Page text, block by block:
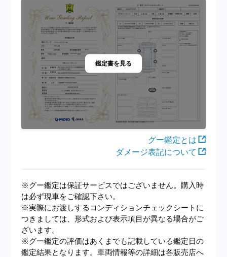
鑑定書を見る
グー鑑定とは
ダメージ表記について
※グー鑑定は保証サービスではございません。購入時
は必ず現車をご確認下さい。
※実際にお渡しするコンディションチェックシートに
つきましては、形式および表示項目が異なる場合がご
ざいます。
※グー鑑定の評価はあくまでも記載している鑑定日の
鑑定結果となります。車両情報等の詳細は各販売店へ